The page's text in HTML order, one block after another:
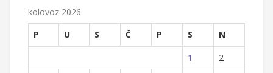
kolovoz 2026
P
U S Č P S
N
1
2